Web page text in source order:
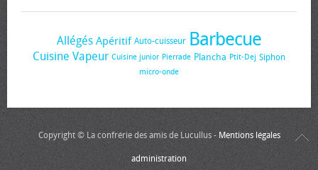
Allégés Apéritif Auto-cuisseur Barbecue
Cuisine Vapeur Cuisine junior Pierrade Plancha Ptit-Dej Siphon
micro-onde
Copyright © La confrérie des amis de Lucullus - Mentions légales
administration